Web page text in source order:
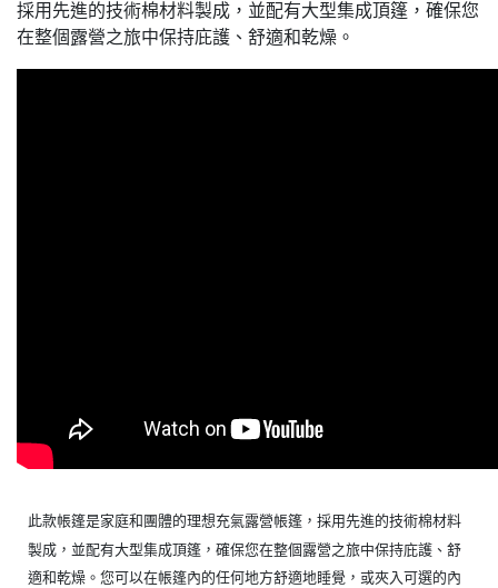
採用先進的技術棉材料製成，並配有大型集成頂篷，確保您
在整個露營之旅中保持庇護、舒適和乾燥。
此款帳篷是家庭和團體的理想充氣露營帳篷，採用先進的技術棉材料
製成，並配有大型集成頂篷，確保您在整個露營之旅中保持庇護、舒
適和乾燥。 您可以在帳篷內的任何地方舒適地睡覺，或夾入可選的內